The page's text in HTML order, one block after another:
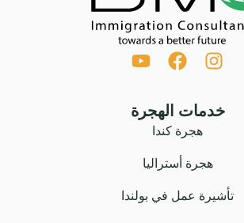
خدمات الهجرة
هجرة كندا
هجرة أستراليا
تأشيرة عمل في بولندا